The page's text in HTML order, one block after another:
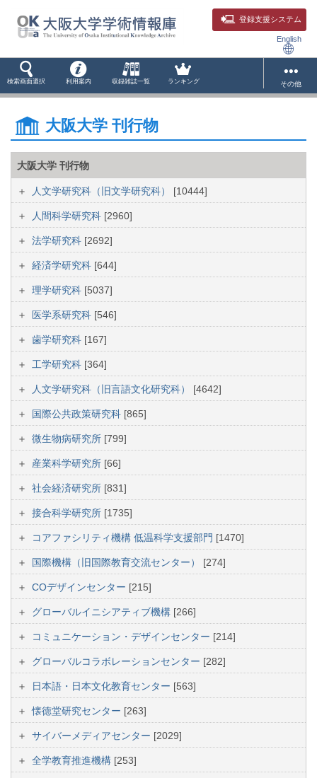
登録支援システム
English
検索画面選択 利用案内 収録雑誌一覧 ランキング その他
大阪大学 刊行物
大阪大学 刊行物
人文学研究科（旧文学研究科） [10444]
人間科学研究科 [2960]
法学研究科 [2692]
経済学研究科 [644]
理学研究科 [5037]
医学系研究科 [546]
歯学研究科 [167]
工学研究科 [364]
人文学研究科（旧言語文化研究科） [4642]
国際公共政策研究科 [865]
微生物病研究所 [799]
産業科学研究所 [66]
社会経済研究所 [831]
接合科学研究所 [1735]
コアファシリティ機構 低温科学支援部門 [1470]
国際機構（旧国際教育交流センター） [274]
COデザインセンター [215]
グローバルイニシアティブ機構 [266]
コミュニケーション・デザインセンター [214]
グローバルコラボレーションセンター [282]
日本語・日本文化教育センター [563]
懐徳堂研究センター [263]
サイバーメディアセンター [2029]
全学教育推進機構 [253]